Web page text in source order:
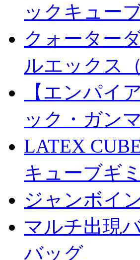
ックキュー
クォーター
ルエックス
【エンパイ
ック・ガン
LATEX
キューブギ
ジャンボイ
マルチ出現
バッグ